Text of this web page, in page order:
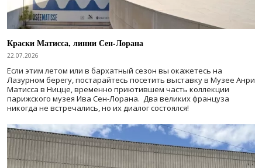
Краски Матисса, линии Сен-Лорана
22.07.2026
Если этим летом или в бархатный сезон вы окажетесь на
Лазурном берегу, постарайтесь посетить выставку в Музее Анри
Матисса в Ницце, временно приютившем часть коллекции
парижского музея Ива Сен-Лорана. Два великих француза
никогда не встречались, но их диалог состоялся!